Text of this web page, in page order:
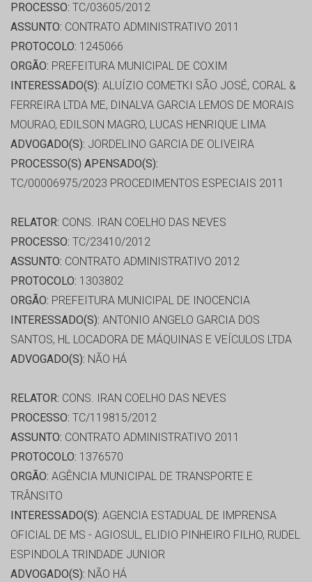
PROCESSO: TC/03605/2012
ASSUNTO: CONTRATO ADMINISTRATIVO 2011
PROTOCOLO: 1245066
ORGÃO: PREFEITURA MUNICIPAL DE COXIM
INTERESSADO(S): ALUÍZIO COMETKI SÃO JOSÉ, CORAL &
FERREIRA LTDA ME, DINALVA GARCIA LEMOS DE MORAIS
MOURAO, EDILSON MAGRO, LUCAS HENRIQUE LIMA
ADVOGADO(S): JORDELINO GARCIA DE OLIVEIRA
PROCESSO(S) APENSADO(S):
TC/00006975/2023 PROCEDIMENTOS ESPECIAIS 2011
RELATOR: CONS. IRAN COELHO DAS NEVES
PROCESSO: TC/23410/2012
ASSUNTO: CONTRATO ADMINISTRATIVO 2012
PROTOCOLO: 1303802
ORGÃO: PREFEITURA MUNICIPAL DE INOCENCIA
INTERESSADO(S): ANTONIO ANGELO GARCIA DOS
SANTOS, HL LOCADORA DE MÁQUINAS E VEÍCULOS LTDA
ADVOGADO(S): NÃO HÁ
RELATOR: CONS. IRAN COELHO DAS NEVES
PROCESSO: TC/119815/2012
ASSUNTO: CONTRATO ADMINISTRATIVO 2011
PROTOCOLO: 1376570
ORGÃO: AGÊNCIA MUNICIPAL DE TRANSPORTE E
TRÂNSITO
INTERESSADO(S): AGENCIA ESTADUAL DE IMPRENSA
OFICIAL DE MS - AGIOSUL, ELIDIO PINHEIRO FILHO, RUDEL
ESPINDOLA TRINDADE JUNIOR
ADVOGADO(S): NÃO HÁ